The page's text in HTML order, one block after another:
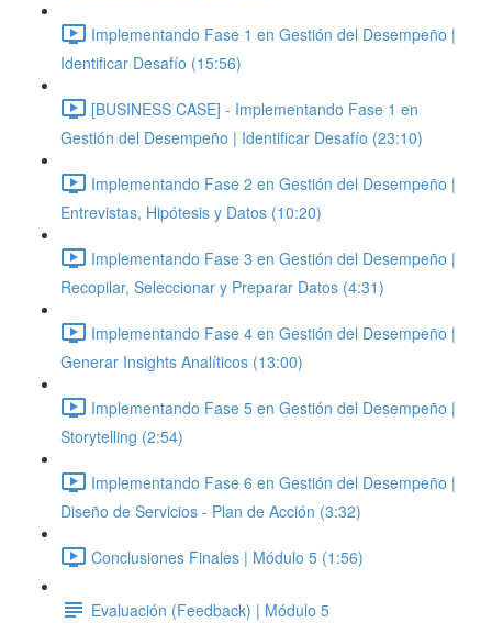
Implementando Fase 1 en Gestión del Desempeño |
Identificar Desafío (15:56)
[BUSINESS CASE] - Implementando Fase 1 en
Gestión del Desempeño | Identificar Desafío (23:10)
Implementando Fase 2 en Gestión del Desempeño |
Entrevistas, Hipótesis y Datos (10:20)
Implementando Fase 3 en Gestión del Desempeño |
Recopilar, Seleccionar y Preparar Datos (4:31)
Implementando Fase 4 en Gestión del Desempeño |
Generar Insights Analíticos (13:00)
Implementando Fase 5 en Gestión del Desempeño |
Storytelling (2:54)
Implementando Fase 6 en Gestión del Desempeño |
Diseño de Servicios - Plan de Acción (3:32)
Conclusiones Finales | Módulo 5 (1:56)
Evaluación (Feedback) | Módulo 5